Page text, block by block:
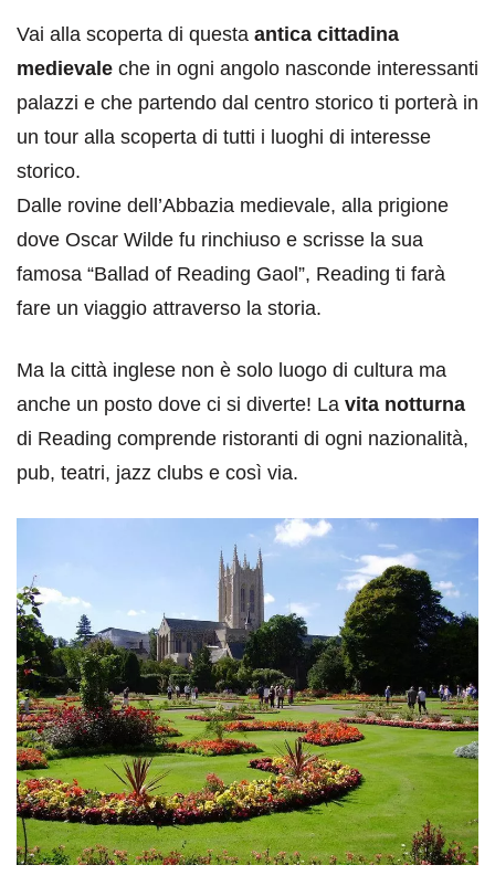
Vai alla scoperta di questa antica cittadina
medievale che in ogni angolo nasconde interessanti
palazzi e che partendo dal centro storico ti porterà in
un tour alla scoperta di tutti i luoghi di interesse
storico.
Dalle rovine dell’Abbazia medievale, alla prigione
dove Oscar Wilde fu rinchiuso e scrisse la sua
famosa “Ballad of Reading Gaol”, Reading ti farà
fare un viaggio attraverso la storia.
Ma la città inglese non è solo luogo di cultura ma
anche un posto dove ci si diverte! La vita notturna
di Reading comprende ristoranti di ogni nazionalità,
pub, teatri, jazz clubs e così via.